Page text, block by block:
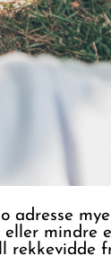
adresse
mindre
rekkevidde